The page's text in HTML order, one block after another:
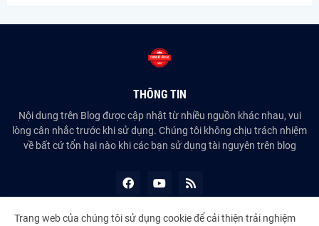
THÔNG TIN
Nội dung trên Blog được cập nhật từ nhiều nguồn khác nhau, vui
lòng cân nhắc trước khi sử dụng. Chúng tôi không chịu trách nhiệm
về bất cứ tổn hại nào khi các bạn sử dụng tài nguyên trên blog
Trang web của chúng tôi sử dụng cookie để cải thiện trải nghiệm